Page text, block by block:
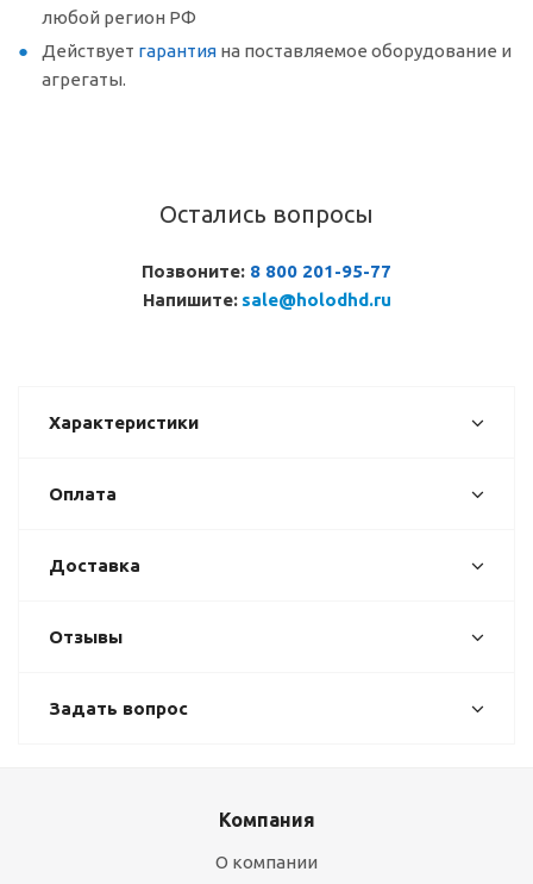
любой регион РФ
Действует гарантия на поставляемое оборудование и
агрегаты.
Остались вопросы
Позвоните: 8 800 201-95-77
Напишите: sale@holodhd.ru
Характеристики
Оплата
Доставка
Отзывы
Задать вопрос
Компания
О компании